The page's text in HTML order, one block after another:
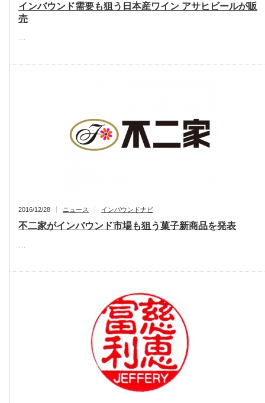
インバウンド需要も狙う日本産ワイン アサヒビールが販
売
2016/12/28 ニュース インバウンドナビ
不二家がインバウンド市場も狙う菓子新商品を発表